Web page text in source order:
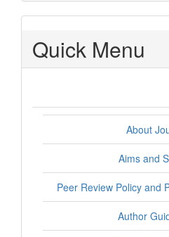
Quick Menu
About
Aims and
Peer Review Policy and
Author